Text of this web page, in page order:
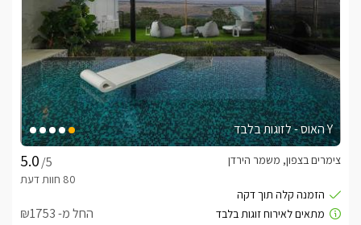
Y האוס - לזוגות בלבד
/5
צימרים בצפון, משמר הירדן
החל מ- ₪1753